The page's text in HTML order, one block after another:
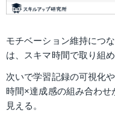
モチベーション維持につ
は、スキマ時間で取り組め
次いで学習記録の可視化
時間×達成感の組み合わ
見える。